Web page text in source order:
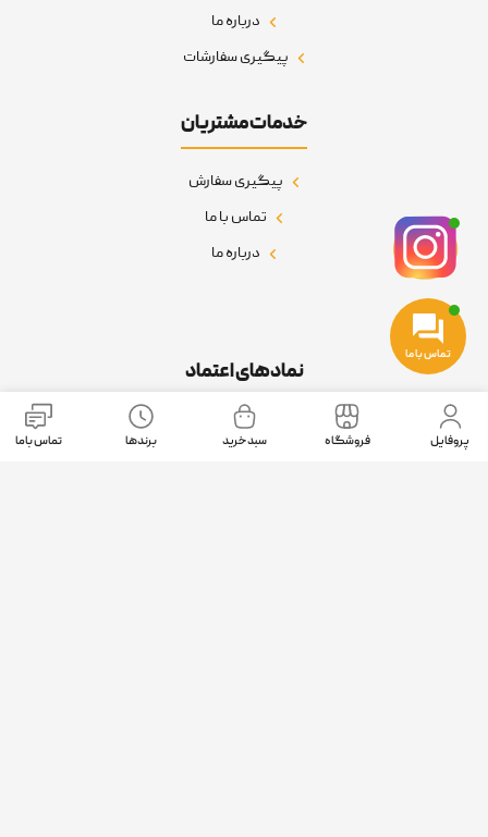
درباره ما
پیگیری سفارشات
خدمات مشتریان
پیگیری سفارش
تماس با ما
درباره ما
نمادهای اعتماد
پروفایل فروشگاه سبد خرید برندها تماس باما
تماس با ما